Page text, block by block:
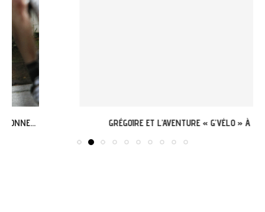
GRÉGOIRE ET L’AVENTURE « G’VÉLO » À MERCUÈS...